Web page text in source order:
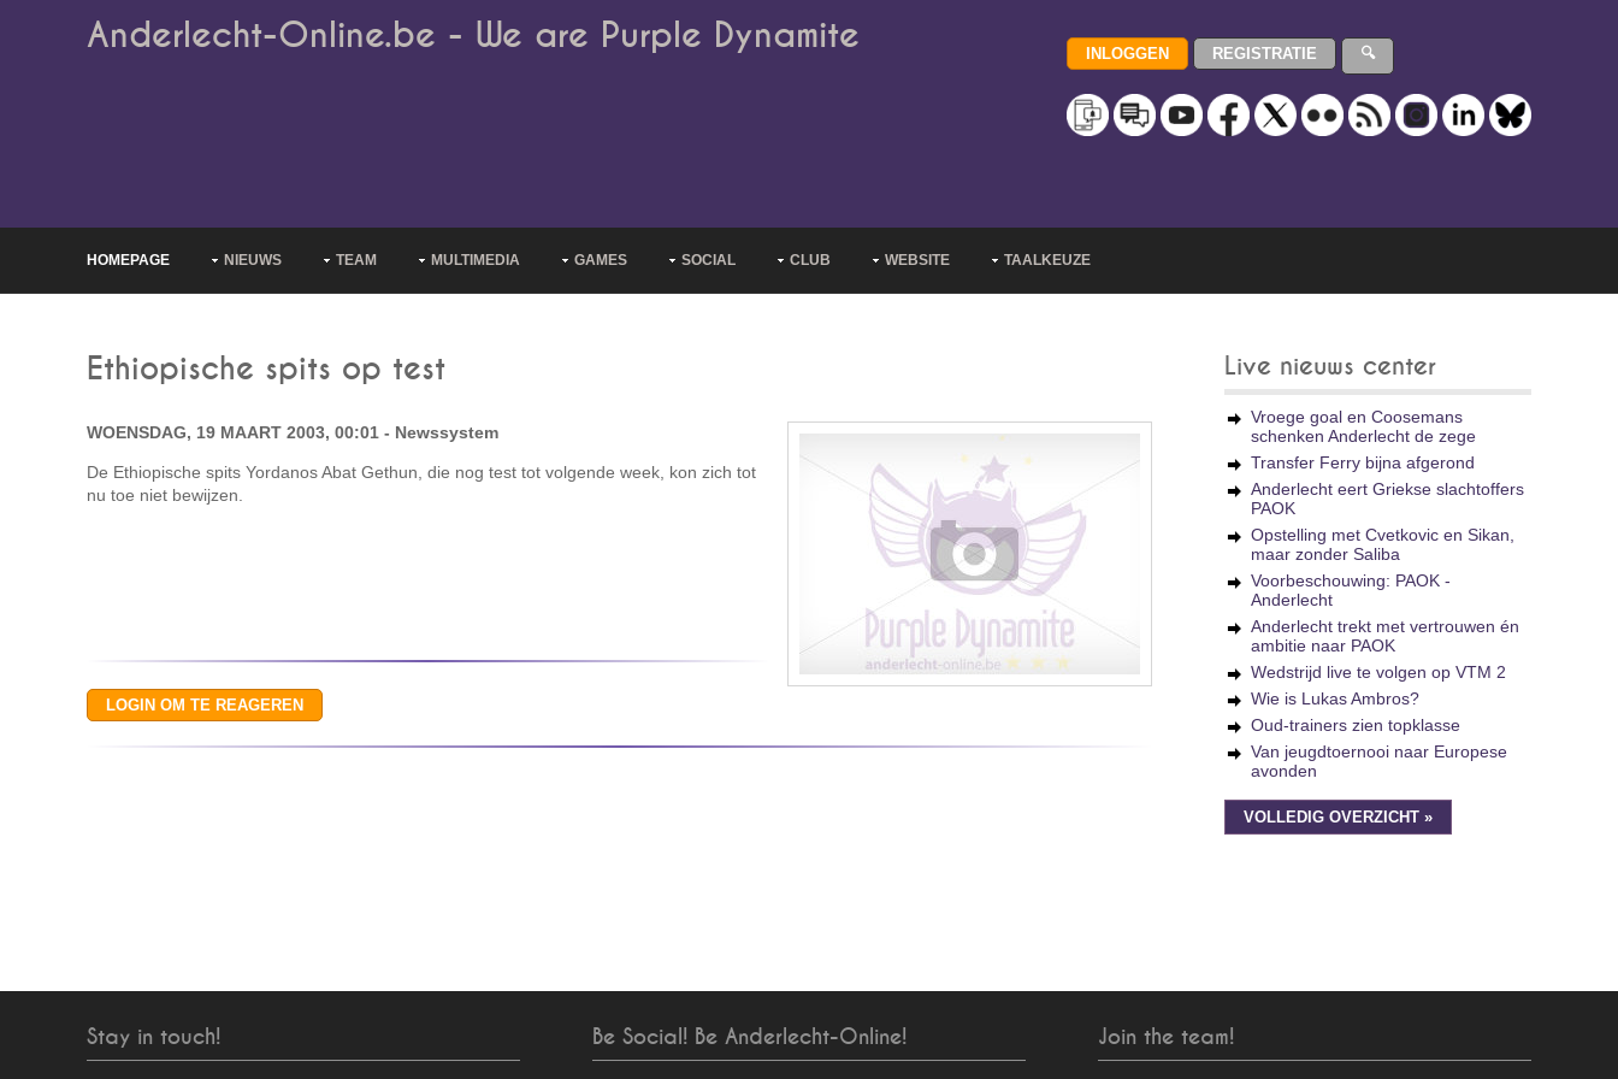
Anderlecht-Online.be - We are Purple Dynamite
HOMEPAGE NIEUWS TEAM MULTIMEDIA GAMES SOCIAL CLUB WEBSITE TAALKEUZE
Ethiopische spits op test
WOENSDAG, 19 MAART 2003, 00:01 - Newssystem
De Ethiopische spits Yordanos Abat Gethun, die nog test tot volgende week, kon zich tot
nu toe niet bewijzen.
Live nieuws center
Vroege goal en Coosemans
schenken Anderlecht de zege
Transfer Ferry bijna afgerond
Anderlecht eert Griekse slachtoffers
PAOK
Opstelling met Cvetkovic en Sikan,
maar zonder Saliba
Voorbeschouwing: PAOK -
Anderlecht
Anderlecht trekt met vertrouwen én
ambitie naar PAOK
Wedstrijd live te volgen op VTM 2
Wie is Lukas Ambros?
Oud-trainers zien topklasse
Van jeugdtoernooi naar Europese
avonden
VOLLEDIG OVERZICHT »
Stay in touch! Be Social! Be Anderlecht-Online! Join the team!